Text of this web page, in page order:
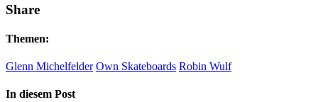
Share
Themen:
Glenn Michelfelder Own Skateboards Robin Wulf
In diesem Post